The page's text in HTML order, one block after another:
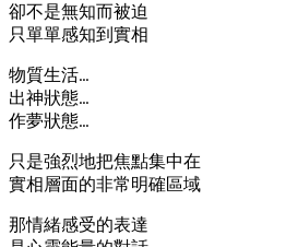
卻不是無知而被迫
只單單感知到實相
物質生活…
出神狀態…
作夢狀態…
只是強烈地把焦點集中在
實相層面的非常明確區域
那情緒感受的表達